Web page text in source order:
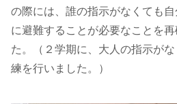
の際には、誰の指示がなくても
に避難することが必要なことを
た。（２学期に、大人の指示が
練を行いました。）